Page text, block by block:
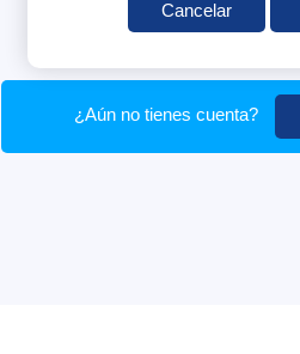
Cancelar
¿Aún no tienes cuenta?